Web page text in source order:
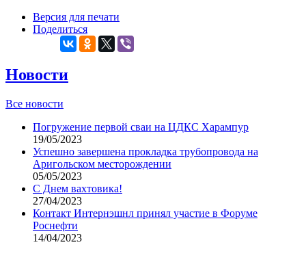
Версия для печати
Поделиться
Новости
Все новости
Погружение первой сваи на ЦДКС Харампур
19/05/2023
Успешно завершена прокладка трубопровода на
Аригольском месторождении
05/05/2023
С Днем вахтовика!
27/04/2023
Контакт Интернэшнл принял участие в Форуме
Роснефти
14/04/2023